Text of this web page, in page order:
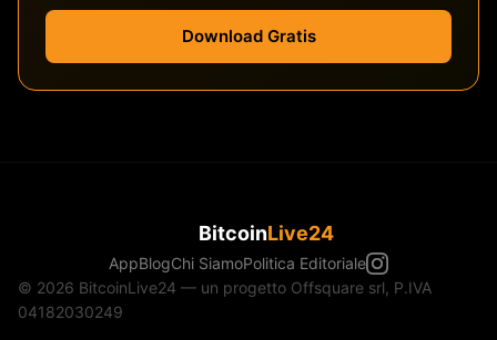
Download Gratis
BitcoinLive24
AppBlogChi SiamoPolitica Editoriale
© 2026 BitcoinLive24 — un progetto Offsquare srl, P.IVA
04182030249